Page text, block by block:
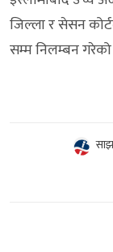
जिल्ला र सेसन
सम्म निलम्बन गरेको